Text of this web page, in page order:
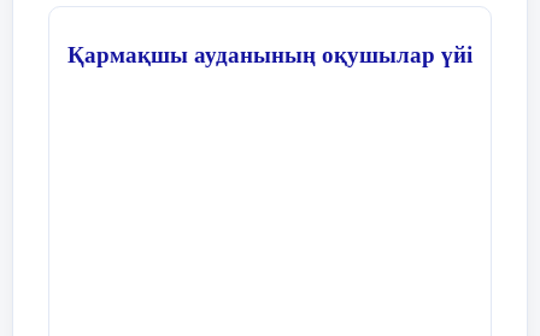
Қармақшы ауданының оқушылар үйі